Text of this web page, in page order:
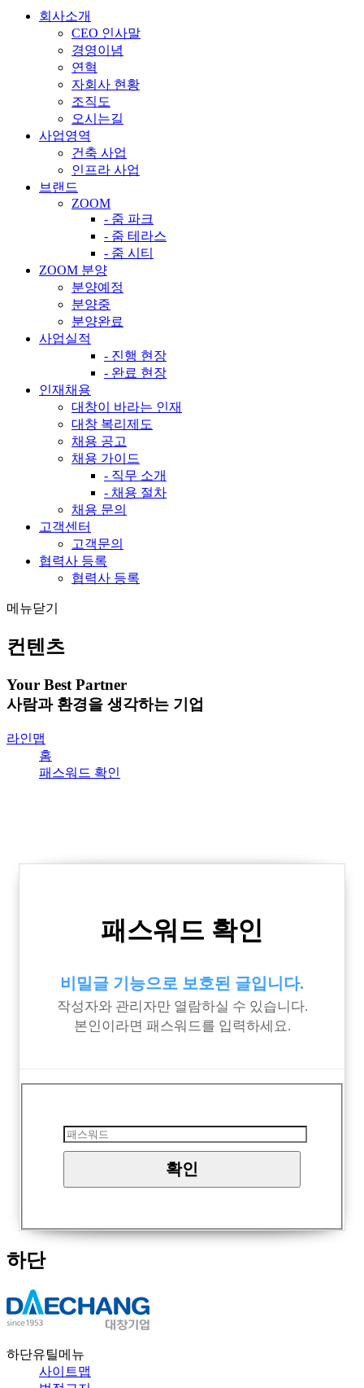
회사소개
CEO 인사말
경영이념
연혁
자회사 현황
조직도
오시는길
사업영역
건축 사업
인프라 사업
브랜드
ZOOM
- 줌 파크
- 줌 테라스
- 줌 시티
ZOOM 분양
분양예정
분양중
분양완료
사업실적
- 진행 현장
- 완료 현장
인재채용
대창이 바라는 인재
대창 복리제도
채용 공고
채용 가이드
- 직무 소개
- 채용 절차
채용 문의
고객센터
고객문의
협력사 등록
협력사 등록
메뉴닫기
컨텐츠
Your Best Partner
사람과 환경을 생각하는 기업
라인맵
홈
패스워드 확인
패스워드 확인
비밀글 기능으로 보호된 글입니다.
작성자와 관리자만 열람하실 수 있습니다.
본인이라면 패스워드를 입력하세요.
하단
하단유틸메뉴
사이트맵